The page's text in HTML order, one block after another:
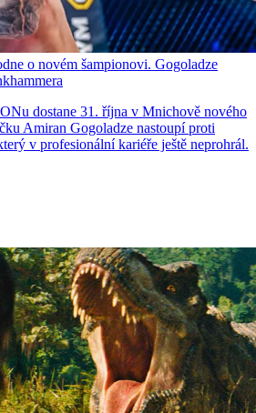
o novém šampionovi. Gogoladze
dostane 31. října v Mnichově nového
Amiran Gogoladze nastoupí proti
v profesionální kariéře ještě neprohrál.